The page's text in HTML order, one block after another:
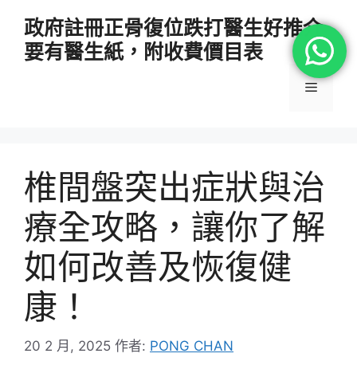
政府註冊正骨復位跌打醫生好推介
要有醫生紙，附收費價目表
選
椎間盤突出症狀與治
療全攻略，讓你了解
如何改善及恢復健
康！
20 2 月, 2025 作者: PONG CHAN